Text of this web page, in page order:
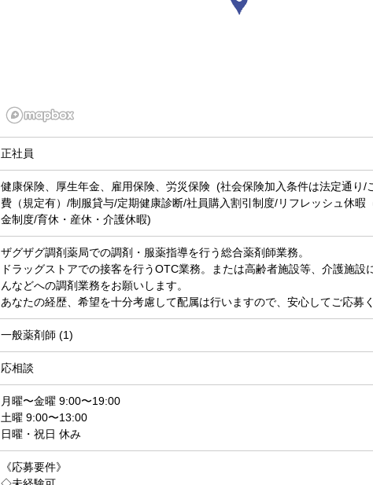
正社員
健康保険、厚生年金、雇用保険、労災保険 (社会保険加入条件は法定通り/
費（規定有）/制服貸与/定期健康診断/社員購入割引制度/リフレッシュ休暇
金制度/育休・産休・介護休暇)
ザグザグ調剤薬局での調剤・服薬指導を行う総合薬剤師業務。
ドラッグストアでの接客を行うOTC業務。または高齢者施設等、介護施設
んなどへの調剤業務をお願いします。
あなたの経歴、希望を十分考慮して配属は行いますので、安心してご応募く
一般薬剤師 (1)
応相談
月曜〜金曜 9:00〜19:00
土曜 9:00〜13:00
日曜・祝日 休み
《応募要件》